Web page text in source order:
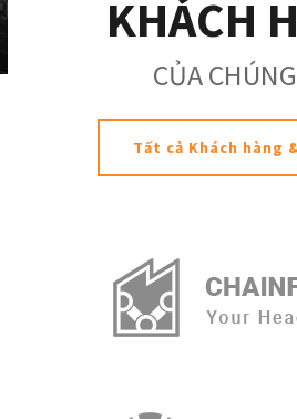
KHÁCH
CỦA
Tất cả Khách hàng